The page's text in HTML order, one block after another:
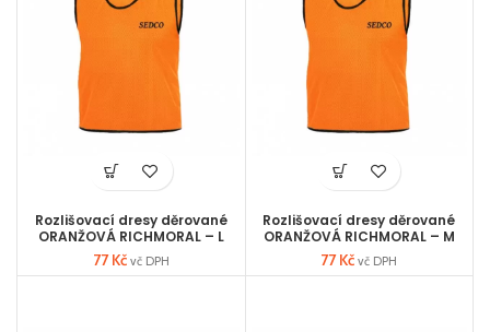
Rozlišovací dresy děrované
ORANŽOVÁ RICHMORAL – L
77Kč vč DPH
Rozlišovací dresy děrované
ORANŽOVÁ RICHMORAL – M
77Kč vč DPH